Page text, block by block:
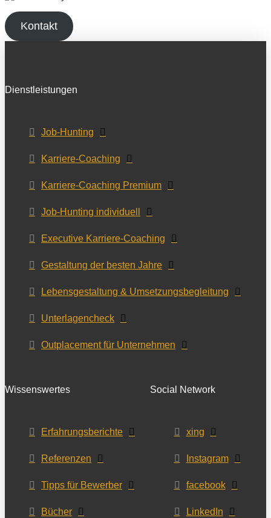
Kontakt
Dienstleistungen
Job-Hunting
Karriere-Coaching
Karriere-Coaching Premium
Job-Hunting individuell
Executive Karriere-Coaching
Gestaltung der besten Jahre
Lebensgestaltung & Umsetzungsbegleitung
Unterlagencheck
Outplacement für Unternehmen
Wissenswertes
Erfahrungsberichte
Referenzen
Tipps für Bewerber
Bücher
Social Network
xing
Instagram
facebook
LinkedIn